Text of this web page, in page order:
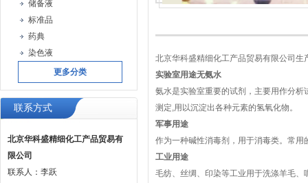
储备液
标准品
药典
染色液
更多分类
联系方式
北京华科盛精细化工产品贸易有
限公司
联系人：李跃
北京华科盛精细化工产品贸易有限公司生
实验室用途无氨水
氨水是实验室重要的试剂，主要用作分
测定,用以沉淀出各种元素的氢氧化物。
军事用途
作为一种碱性消毒剂，用于消毒类。常
工业用途
毛纺、丝绸、印染等工业用于洗涤羊毛